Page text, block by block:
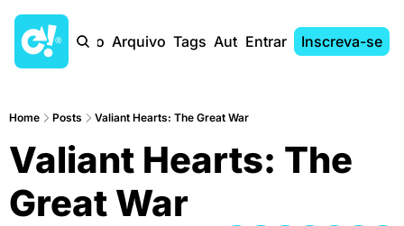
Início Arquivo Tags AutoresEntrar Inscreva-se
Home Posts Valiant Hearts: The Great War
Valiant Hearts: The
Great War